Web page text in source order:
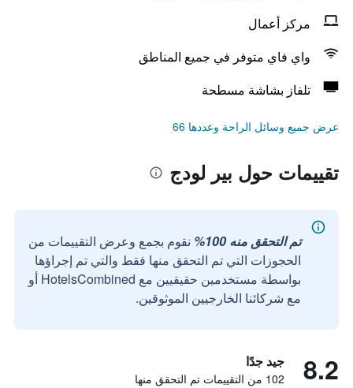
مركز أعمال
واي فاي متوفر في جميع المناطق
تلفاز بشاشة مسطحة
عرض جميع وسائل الراحة وعددها 66
تقييمات حول بير لودج
تم التحقق منه 100%
نقوم بجمع وعرض التقييمات من
الحجوزات التي تم التحقق منها فقط والتي تم إجراؤها
بواسطة مستخدمين حقيقيين مع HotelsCombined أو
مع شركائنا الخارجيين الموثوقين.
8.2 جيد جدًا
102 من التقييمات تم التحقق منها